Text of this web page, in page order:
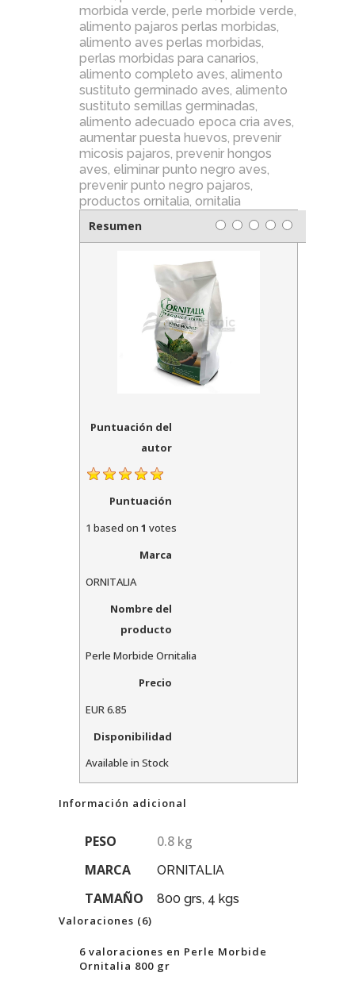
morbida verde, perle morbide verde,
alimento pajaros perlas morbidas,
alimento aves perlas morbidas,
perlas morbidas para canarios,
alimento completo aves, alimento
sustituto germinado aves, alimento
sustituto semillas germinadas,
alimento adecuado epoca cria aves,
aumentar puesta huevos, prevenir
micosis pajaros, prevenir hongos
aves, eliminar punto negro aves,
prevenir punto negro pajaros,
productos ornitalia, ornitalia
Resumen
Puntuación del
autor
Puntuación
1 based on 1 votes
Marca
ORNITALIA
Nombre del
producto
Perle Morbide Ornitalia
Precio
EUR6.85
Disponibilidad
Available in Stock
Información adicional
PESO
0.8 kg
MARCA
ORNITALIA
TAMAÑO 800 grs, 4 kgs
Valoraciones (6)
6 valoraciones en Perle Morbide
Ornitalia 800 gr